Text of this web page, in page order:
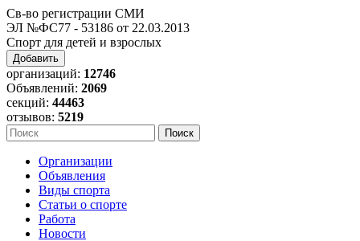
Св-во регистрации СМИ
ЭЛ №ФС77 - 53186 от 22.03.2013
Спорт для детей и взрослых
Добавить
организаций: 12746
Объявлений: 2069
секций: 44463
отзывов: 5219
Организации
Объявления
Виды спорта
Статьи о спорте
Работа
Новости